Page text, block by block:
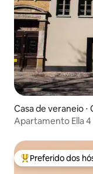
Casa de veraneio
Apartamento Ella 4
Entre os melhores
Preferido dos